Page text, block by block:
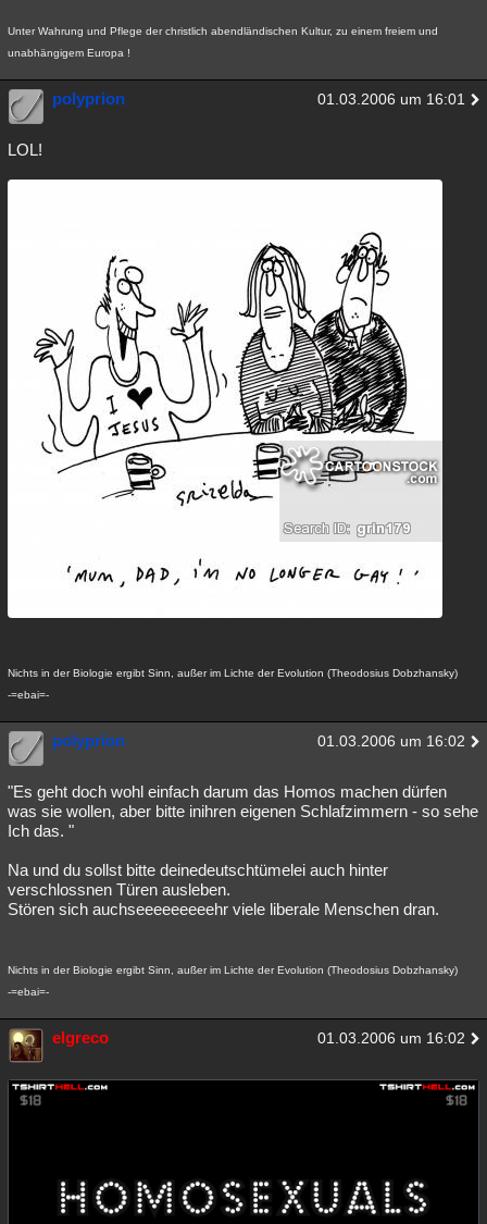
Unter Wahrung und Pflege der christlich abendländischen Kultur, zu einem freiem und
unabhängigem Europa !
polyprion 01.03.2006 um 16:01
LOL!
Nichts in der Biologie ergibt Sinn, außer im Lichte der Evolution (Theodosius Dobzhansky)
-=ebai=-
polyprion 01.03.2006 um 16:02
"Es geht doch wohl einfach darum das Homos machen dürfen
was sie wollen, aber bitte inihren eigenen Schlafzimmern - so sehe
Ich das. "
Na und du sollst bitte deinedeutschtümelei auch hinter
verschlossnen Türen ausleben.
Stören sich auchseeeeeeeeehr viele liberale Menschen dran.
Nichts in der Biologie ergibt Sinn, außer im Lichte der Evolution (Theodosius Dobzhansky)
-=ebai=-
elgreco 01.03.2006 um 16:02